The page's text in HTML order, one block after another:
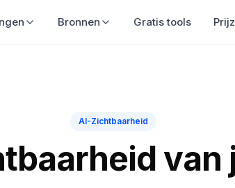
Bronnen Gratis tools
AI-Zichtbaarheid
van